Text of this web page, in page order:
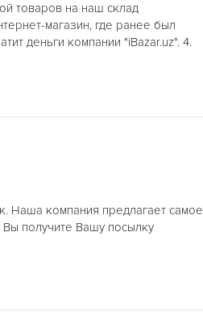
товаров на наш склад
магазин, где ранее был
деньги компании "iBazar.uz". 4.
Наша компания предлагает самое
Вы получите Вашу посылку